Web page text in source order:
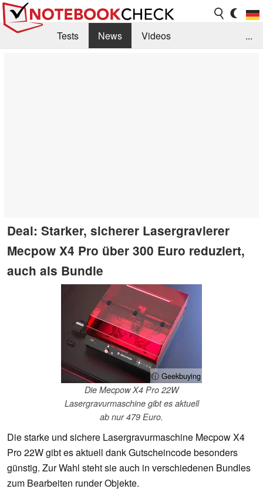
Tests News
Videos
...
Deal: Starker, sicherer Lasergravierer
Mecpow X4 Pro über 300 Euro reduziert,
auch als Bundle
ⓘ Geekbuying
Die Mecpow X4 Pro 22W
Lasergravurmaschine gibt es aktuell
ab nur 479 Euro.
Die starke und sichere Lasergravurmaschine Mecpow X4
Pro 22W gibt es aktuell dank Gutscheincode besonders
günstig. Zur Wahl steht sie auch in verschiedenen Bundles
zum Bearbeiten runder Objekte.